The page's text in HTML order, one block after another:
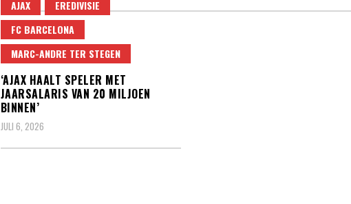
AJAX
EREDIVISIE
FC BARCELONA
MARC-ANDRE TER STEGEN
‘AJAX HAALT SPELER MET
JAARSALARIS VAN 20 MILJOEN
BINNEN’
JULI 6, 2026